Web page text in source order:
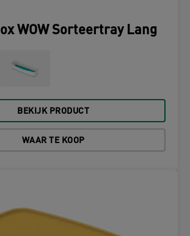
WOW Sorteertray Lang
BEKIJK PRODUCT
WAAR TE KOOP